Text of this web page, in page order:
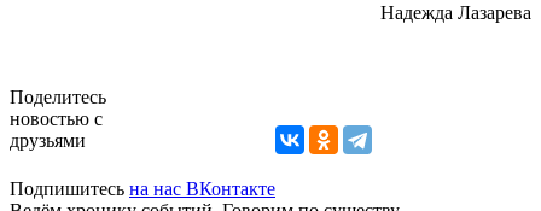
Надежда Лазарева
Поделитесь
новостью с
друзьями
Подпишитесь на нас ВКонтакте